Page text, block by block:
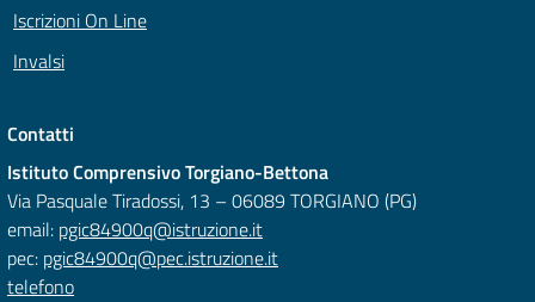
Iscrizioni On Line
Invalsi
Contatti
Istituto Comprensivo Torgiano-Bettona
Via Pasquale Tiradossi, 13 – 06089 TORGIANO (PG)
email: pgic84900q@istruzione.it
pec: pgic84900q@pec.istruzione.it
telefono